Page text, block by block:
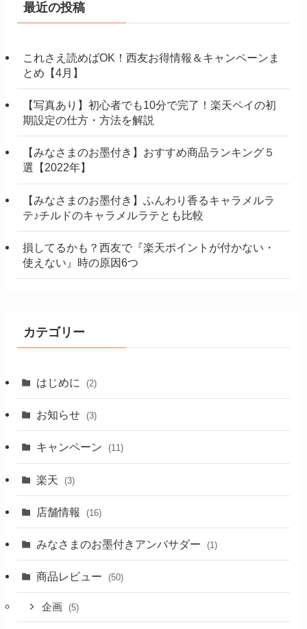
最近の投稿
これさえ読めばOK！西友お得情報＆キャンペーンま
とめ【4月】
【写真あり】初心者でも10分で完了！楽天ペイの初
期設定の仕方・方法を解説
【みなさまのお墨付き】おすすめ商品ランキング５
選【2022年】
【みなさまのお墨付き】ふんわり香るキャラメルラ
テ♪チルドのキャラメルラテとも比較
損してるかも？西友で『楽天ポイントが付かない・
使えない』時の原因6つ
カテゴリー
はじめに (2)
お知らせ (3)
キャンペーン (11)
楽天 (3)
店舗情報 (16)
みなさまのお墨付きアンバサダー (1)
商品レビュー (50)
企画 (5)